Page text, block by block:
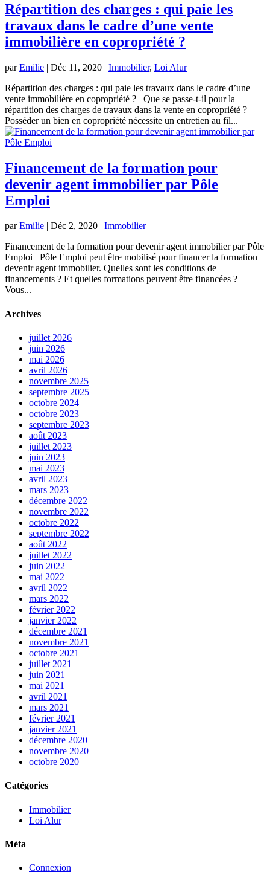
Répartition des charges : qui paie les
travaux dans le cadre d’une vente
immobilière en copropriété ?
parEmilie | Déc 11, 2020 | Immobilier, Loi Alur
Répartition des charges : qui paie les travaux dans le cadre d’une
vente immobilière en copropriété ? Que se passe-t-il pour la
répartition des charges de travaux dans la vente en copropriété ?
Posséder un bien en copropriété nécessite un entretien au fil...
Financement de la formation pour
devenir agent immobilier par Pôle
Emploi
parEmilie | Déc 2, 2020 | Immobilier
Financement de la formation pour devenir agent immobilier par Pôle
Emploi Pôle Emploi peut être mobilisé pour financer la formation
devenir agent immobilier. Quelles sont les conditions de
financements ? Et quelles formations peuvent être financées ?
Vous...
Archives
juillet 2026
juin 2026
mai 2026
avril 2026
novembre 2025
septembre 2025
octobre 2024
octobre 2023
septembre 2023
août 2023
juillet 2023
juin 2023
mai 2023
avril 2023
mars 2023
décembre 2022
novembre 2022
octobre 2022
septembre 2022
août 2022
juillet 2022
juin 2022
mai 2022
avril 2022
mars 2022
février 2022
janvier 2022
décembre 2021
novembre 2021
octobre 2021
juillet 2021
juin 2021
mai 2021
avril 2021
mars 2021
février 2021
janvier 2021
décembre 2020
novembre 2020
octobre 2020
Catégories
Immobilier
Loi Alur
Méta
Connexion